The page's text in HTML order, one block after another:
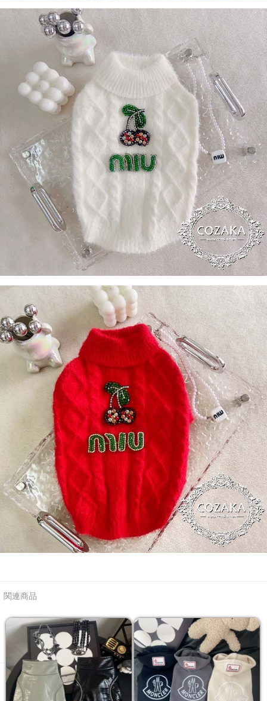
関連商品